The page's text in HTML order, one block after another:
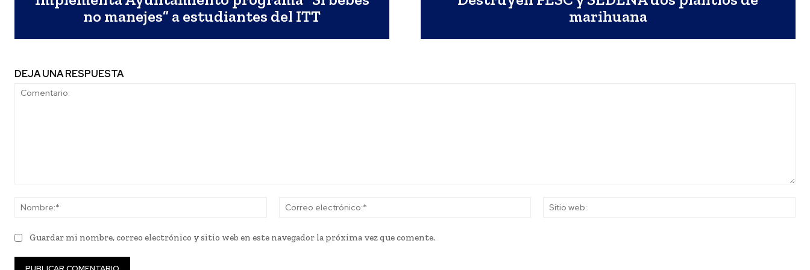
no manejes” a estudiantes del ITT
marihuana
DEJA UNA RESPUESTA
Nombre:*
Correo
Guardar mi nombre, correo electrónico y sitio web en este navegador la próxima vez que comente.